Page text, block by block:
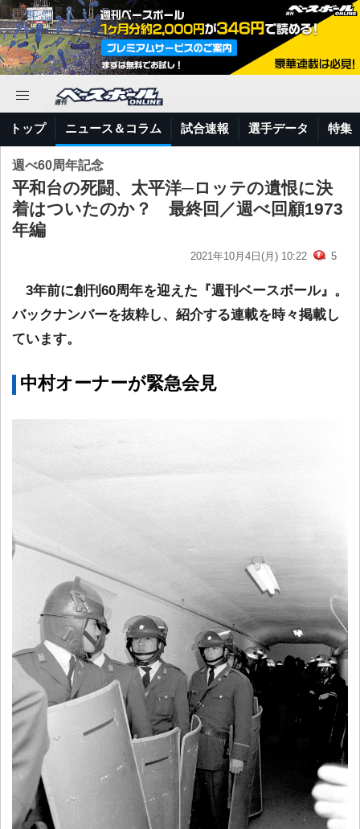
トップ ニュース＆コラム 試合速報 選手データ 特集
週べ60周年記念
平和台の死闘、太平洋─ロッテの遺恨に決
着はついたのか？ 最終回／週べ回顧1973
年編
2021年10月4日(月) 10:22 5
3年前に創刊60周年を迎えた『週刊ベースボール』。
バックナンバーを抜粋し、紹介する連載を時々掲載し
ています。
中村オーナーが緊急会見